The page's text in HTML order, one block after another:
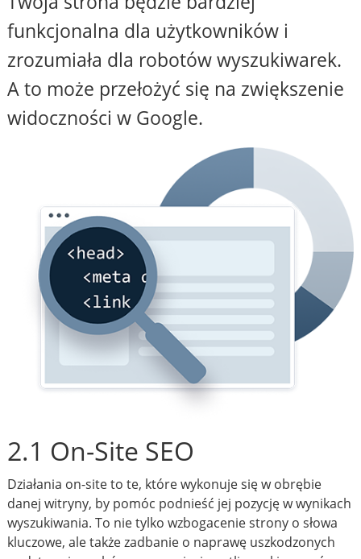
funkcjonalna dla użytkowników i
zrozumiała dla robotów wyszukiwarek.
A to może przełożyć się na zwiększenie
widoczności w Google.
2.1 On-Site SEO
Działania on-site to te, które wykonuje się w obrębie
danej witryny, by pomóc podnieść jej pozycję w wynikach
wyszukiwania. To nie tylko wzbogacenie strony o słowa
kluczowe, ale także zadbanie o naprawę uszkodzonych